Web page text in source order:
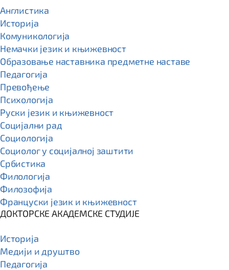
Англистика
Историја
Комуникологија
Немачки језик и књижевност
Образовање наставника предметне наставе
Педагогија
Превођење
Психологија
Руски језик и књижевност
Социјални рад
Социологија
Социолог у социјалној заштити
Србистика
Филологија
Филозофија
Француски језик и књижевност
ДОКТОРСКЕ АКАДЕМСКЕ СТУДИЈЕ
Историја
Медији и друштво
Педагогија